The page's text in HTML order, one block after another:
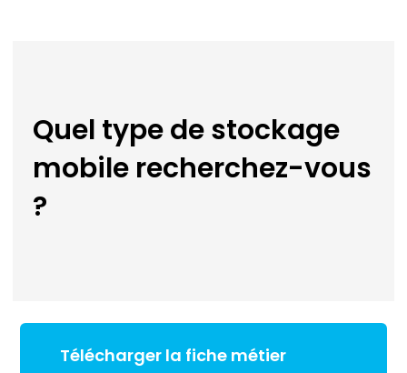
Quel type de stockage
mobile recherchez-vous
?
Télécharger la fiche métier